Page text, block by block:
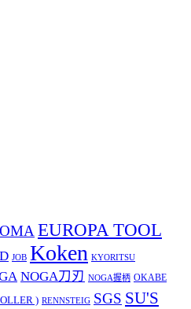
EUROPA TOOL
JOB Koken KYORITSU
NOGA刀刃 NOGA握柄 OKABE
) RENNSTEIG SGS SU'S